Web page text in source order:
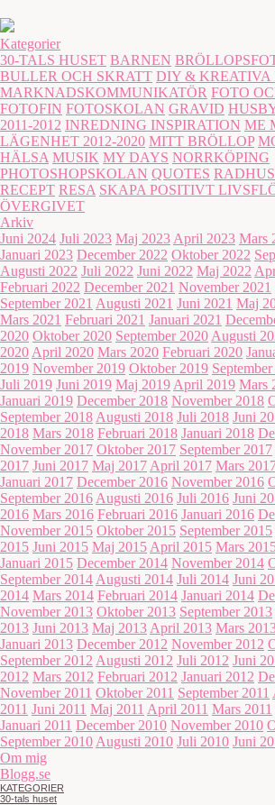
Kategorier
30-TALS HUSET BARNEN
BULLER OCH SKRATT DIY & KREATIVA
MARKNADSKOMMUNIKATÖR FOTO
FOTOFIN FOTOSKOLAN GRAVID
2011-2012 INREDNING INSPIRATION ME
LÄGENHET 2012-2020 MITT BRÖLLOP
HÄLSA MUSIK MY DAYS NORRKÖPING
PHOTOSHOPSKOLAN QUOTES
RECEPT RESA SKAPA POSITIVT
ÖVERGIVET
Arkiv
Juni 2024 Juli 2023 Maj 2023 April 2023 Mars
Januari 2023 December 2022 Oktober 2022
Augusti 2022 Juli 2022 Juni 2022 Maj 2022
Februari 2022 December 2021 November 2021
September 2021 Augusti 2021 Juni 2021 Maj
Mars 2021 Februari 2021 Januari 2021
2020 Oktober 2020 September 2020 Augusti
2020 April 2020 Mars 2020 Februari 2020
2019 November 2019 Oktober 2019
Juli 2019 Juni 2019 Maj 2019 April 2019 Mars
Januari 2019 December 2018 November 2018
September 2018 Augusti 2018 Juli 2018 Juni
2018 Mars 2018 Februari 2018 Januari 2018
November 2017 Oktober 2017 September 2017
2017 Juni 2017 Maj 2017 April 2017 Mars
Januari 2017 December 2016 November 2016
September 2016 Augusti 2016 Juli 2016 Juni
2016 Mars 2016 Februari 2016 Januari 2016
November 2015 Oktober 2015 September 2015
2015 Juni 2015 Maj 2015 April 2015 Mars
Januari 2015 December 2014 November 2014
September 2014 Augusti 2014 Juli 2014 Juni
2014 Mars 2014 Februari 2014 Januari 2014
November 2013 Oktober 2013 September 2013
2013 Juni 2013 Maj 2013 April 2013 Mars
Januari 2013 December 2012 November 2012
September 2012 Augusti 2012 Juli 2012 Juni
2012 Mars 2012 Februari 2012 Januari 2012
November 2011 Oktober 2011 September 2011
2011 Juni 2011 Maj 2011 April 2011 Mars 2011
Januari 2011 December 2010 November 2010
September 2010 Augusti 2010 Juli 2010 Juni
Om mig
Blogg.se
KATEGORIER
30-tals huset